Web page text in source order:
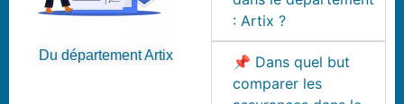
Du département Artix
: Artix ?
📌 Dans quel but
comparer les